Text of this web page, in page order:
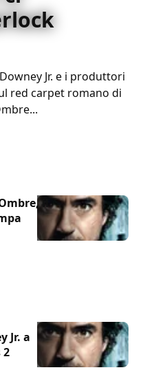
Jr. e i produttori
red carpet romano di
il
Jr. a
2